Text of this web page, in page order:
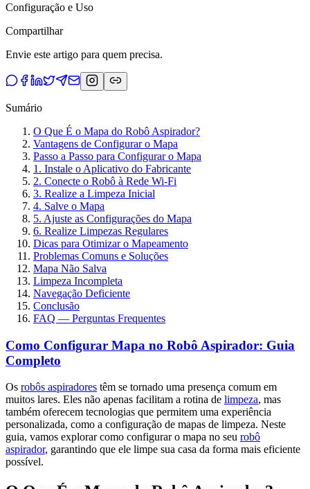
Configuração e Uso
Compartilhar
Envie este artigo para quem precisa.
Sumário
O Que É o Mapa do Robô Aspirador?
Vantagens de Configurar o Mapa
Passo a Passo para Configurar o Mapa
1. Instale o Aplicativo do Fabricante
2. Conecte o Robô à Rede Wi-Fi
3. Realize a Limpeza Inicial
4. Salve o Mapa
5. Ajuste as Configurações do Mapa
6. Realize Limpezas Regulares
Dicas para Otimizar o Mapeamento
Problemas Comuns e Soluções
Mapa Não Salva
Limpeza Incompleta
Navegação Deficiente
Conclusão
FAQ — Perguntas Frequentes
Como Configurar Mapa no Robô Aspirador: Guia
Completo
Os robôs aspiradores têm se tornado uma presença comum em
muitos lares. Eles não apenas facilitam a rotina de limpeza, mas
também oferecem tecnologias que permitem uma experiência
personalizada, como a configuração de mapas de limpeza. Neste
guia, vamos explorar como configurar o mapa no seu robô
aspirador, garantindo que ele limpe sua casa da forma mais eficiente
possível.